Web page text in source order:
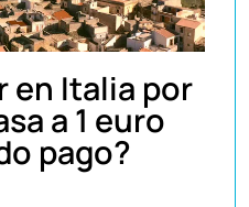
en Italia por
a 1 euro
pago?